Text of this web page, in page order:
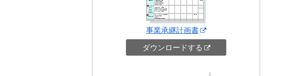
事業承継計画書
ダウンロードする